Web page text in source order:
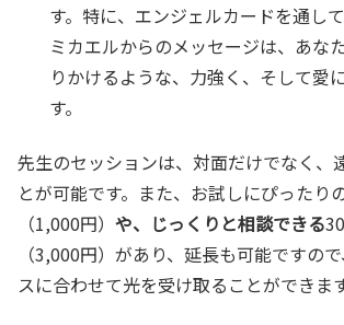
す。特に、エンジェルカードを通し
ミカエルからのメッセージは、あな
りかけるような、力強く、そして愛
す。
先生のセッションは、対面だけでなく、
とが可能です。また、お試しにぴったり
（1,000円） や、じっくりと相談できる
（3,000円）があり、延長も可能ですの
スに合わせて光を受け取ることができます